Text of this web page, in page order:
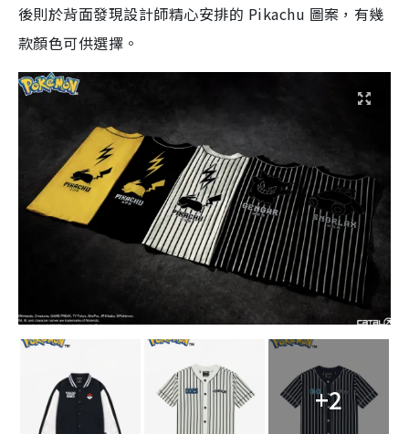
後則於背面發現設計師精心安排的 Pikachu 圖案，有幾
款顏色可供選擇。
+2